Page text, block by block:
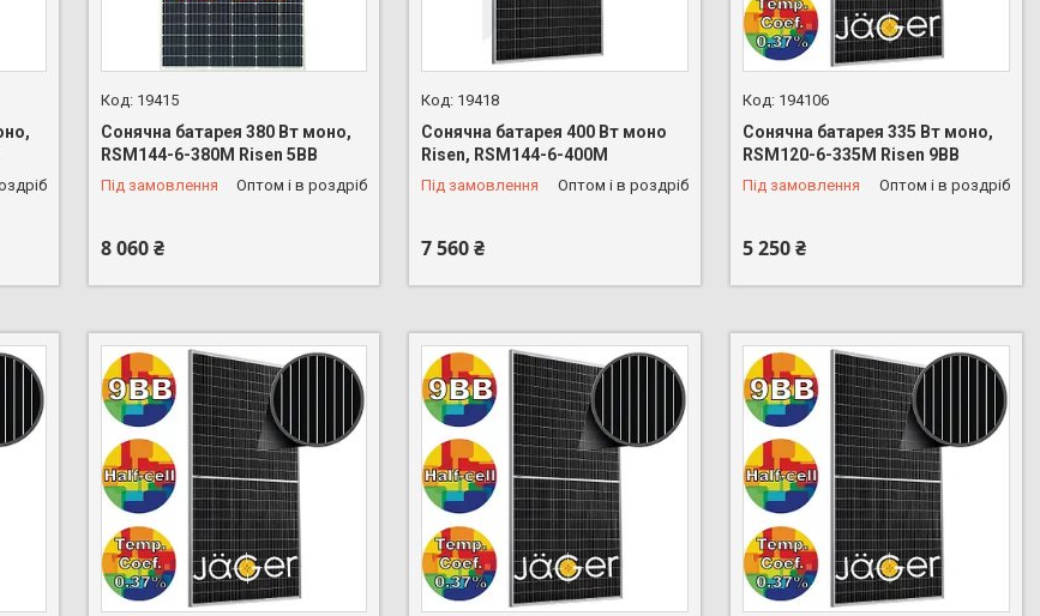
19415
Сонячна батарея 380 Вт моно,
RSM144-6-380M Risen 5BB
Під замовлення Оптом і в роздріб
8 060 ₴
19418
Сонячна батарея 400 Вт моно
Risen, RSM144-6-400M
Під замовлення Оптом і в роздріб
7 560 ₴
194106
Сонячна батарея 335 Вт моно,
RSM120-6-335M Risen 9BB
Під замовлення Оптом і в роздріб
5 250 ₴